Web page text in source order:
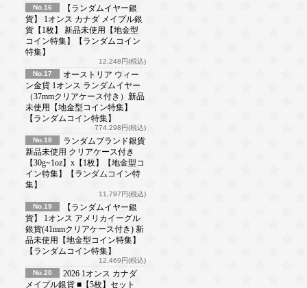
No.16
【ランダムイヤー銀
貨】 1オンス カナダ メイプル銀
貨【1枚】 新品未使用【地金型
コイン特集】【ランダムコイン
特集】
12,248円(税込)
No.17
オーストリア ウィー
ン金貨 1オンス ランダムイヤー
（37mmクリアケース付き）新品
未使用【地金型コイン特集】
【ランダムコイン特集】
774,298円(税込)
No.18
ランダムブランド銀貨
新品未使用 クリアケース付き
【30g~1oz】x【1枚】【地金型コ
イン特集】【ランダムコイン特
集】
11,797円(税込)
No.19
【ランダムイヤー銀
貨】 1オンス アメリカイーグル
銀貨(41mmクリアケース付き) 新
品未使用【地金型コイン特集】
【ランダムコイン特集】
12,469円(税込)
No.20
2026 1オンス カナダ
メイプル銀貨 ■【5枚】セット